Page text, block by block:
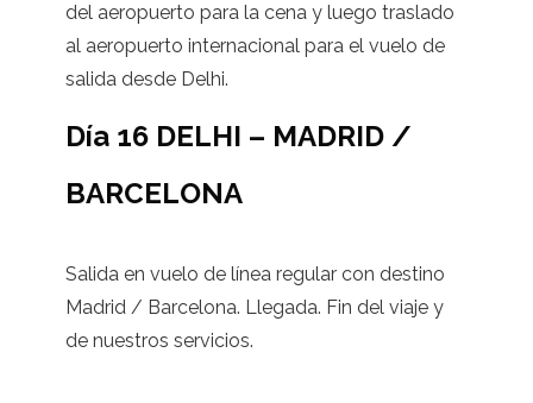
del aeropuerto para la cena y luego traslado
al aeropuerto internacional para el vuelo de
salida desde Delhi.
Día 16 DELHI – MADRID /
BARCELONA
Salida en vuelo de línea regular con destino
Madrid / Barcelona. Llegada. Fin del viaje y
de nuestros servicios.